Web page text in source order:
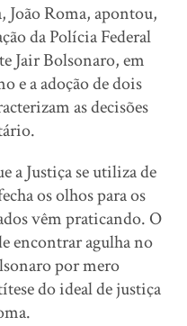
João Roma, apontou,
da Polícia Federal
Jair Bolsonaro, em
e a adoção de dois
as decisões
a Justiça se utiliza de
os olhos para os
vêm praticando. O
encontrar agulha no
por mero
do ideal de justiça